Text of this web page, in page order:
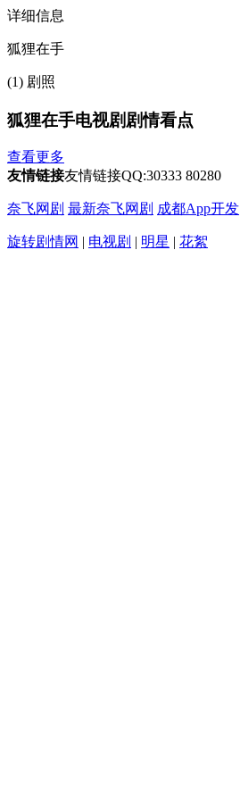
详细信息
狐狸在手
(1) 剧照
狐狸在手电视剧剧情看点
查看更多
友情链接友情链接QQ:30333 80280
奈飞网剧 最新奈飞网剧 成都App开发
旋转剧情网 | 电视剧 | 明星 | 花絮